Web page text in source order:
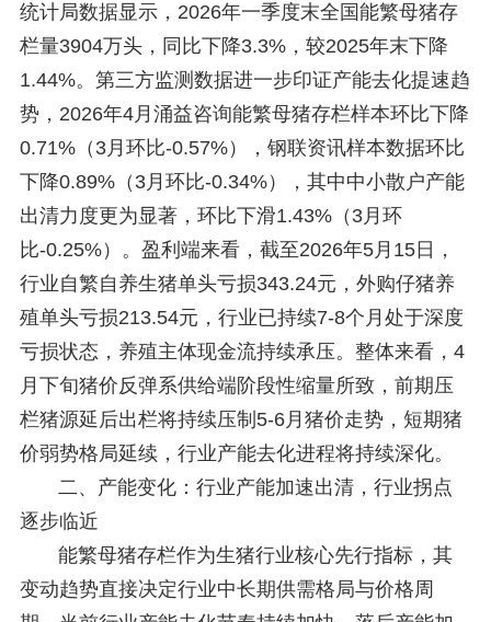
统计局数据显示，2026年一季度末全国能繁母猪存
栏量3904万头，同比下降3.3%，较2025年末下降
1.44%。第三方监测数据进一步印证产能去化提速趋
势，2026年4月涌益咨询能繁母猪存栏样本环比下降
0.71%（3月环比-0.57%），钢联资讯样本数据环比
下降0.89%（3月环比-0.34%），其中中小散户产能
出清力度更为显著，环比下滑1.43%（3月环
比-0.25%）。盈利端来看，截至2026年5月15日，
行业自繁自养生猪单头亏损343.24元，外购仔猪养
殖单头亏损213.54元，行业已持续7-8个月处于深度
亏损状态，养殖主体现金流持续承压。整体来看，4
月下旬猪价反弹系供给端阶段性缩量所致，前期压
栏猪源延后出栏将持续压制5-6月猪价走势，短期猪
价弱势格局延续，行业产能去化进程将持续深化。
二、产能变化：行业产能加速出清，行业拐点
逐步临近
能繁母猪存栏作为生猪行业核心先行指标，其
变动趋势直接决定行业中长期供需格局与价格周